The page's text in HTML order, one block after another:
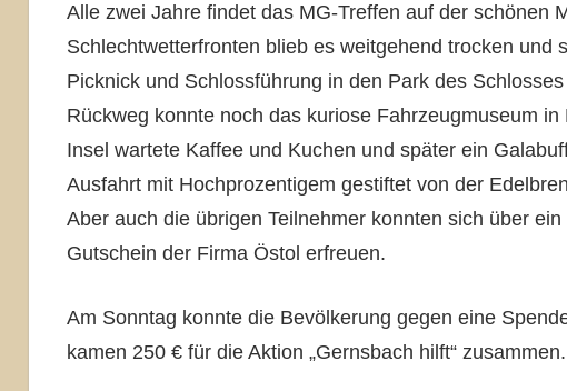
Alle zwei Jahre findet das MG-Treffen auf der schönen
Schlechtwetterfronten blieb es weitgehend trocken und
Picknick und Schlossführung in den Park des
Rückweg konnte noch das kuriose Fahrzeugmuseum
Insel wartete Kaffee und Kuchen und später ein
Ausfahrt mit Hochprozentigem gestiftet von der
Aber auch die übrigen Teilnehmer konnten sich über
Gutschein der Firma Östol erfreuen.
Am Sonntag konnte die Bevölkerung gegen eine
kamen 250 € für die Aktion „Gernsbach hilft“ zusammen.